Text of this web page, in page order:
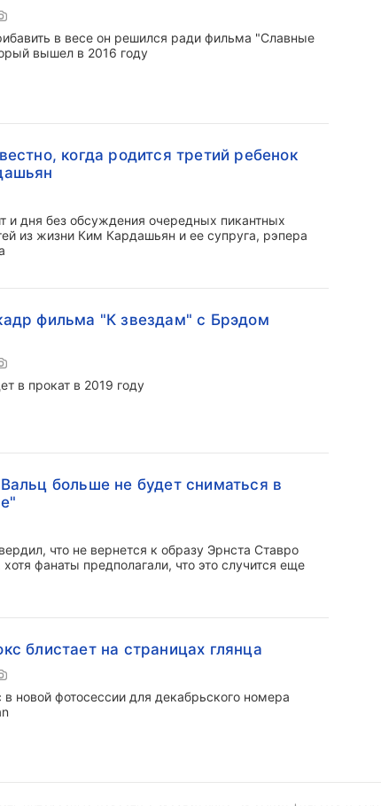
в весе он решился ради фильма "Славные
вышел в 2016 году
когда родится третий ребенок
и дня без обсуждения очередных пикантных
из жизни Ким Кардашьян и ее супруга, рэпера
фильма "К звездам" с Брэдом
в прокат в 2019 году
больше не будет сниматься в
что не вернется к образу Эрнста Ставро
фанаты предполагали, что это случится еще
блистает на страницах глянца
новой фотосессии для декабрьского номера